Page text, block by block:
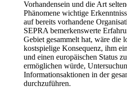
Vorhandensein und die Art
Phänomene wichtige
auf bereits vorhandene
SEPRA bemerkenswerte
Gebiet gesammelt hat, wäre die
kostspielige Konsequenz, ihm
und einen europäischen Status
ermöglichen würde,
Informationsaktionen in der
durchzuführen.